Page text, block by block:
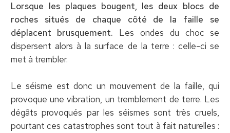
Lorsque les plaques bougent, les deux blocs de
roches situés de chaque côté de la faille se
déplacent brusquement. Les ondes du choc se
dispersent alors à la surface de la terre : celle-ci se
met à trembler.
Le séisme est donc un mouvement de la faille, qui
provoque une vibration, un tremblement de terre. Les
dégâts provoqués par les séismes sont très cruels,
pourtant ces catastrophes sont tout à fait naturelles :